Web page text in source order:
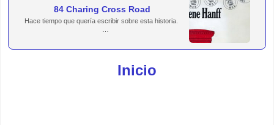
Inicio
84 Charing Cross Road
Hace tiempo que quería escribir sobre esta historia.